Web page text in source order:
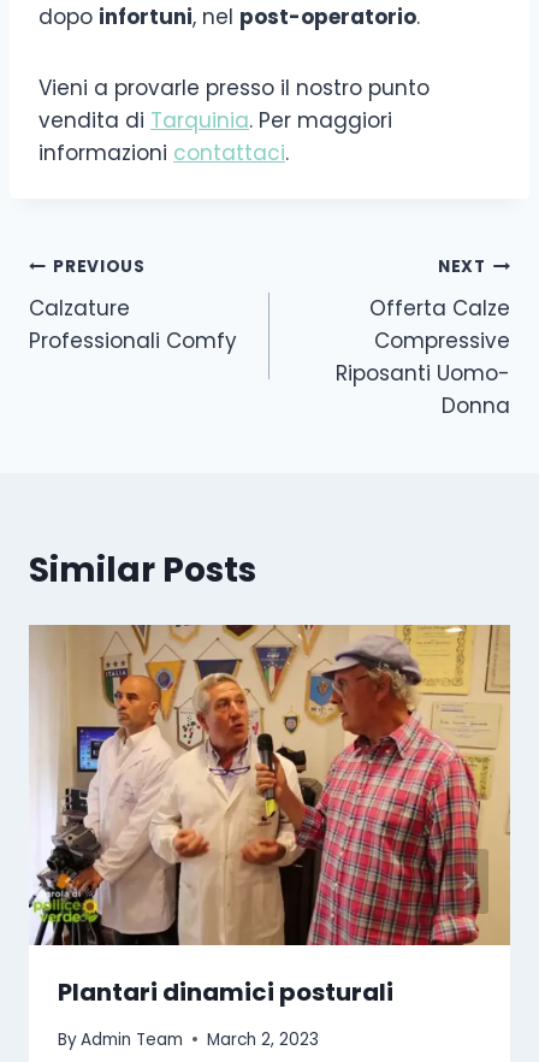
dopo infortuni, nel post-operatorio.
Vieni a provarle presso il nostro punto
vendita di Tarquinia. Per maggiori
informazioni contattaci.
PREVIOUS
Calzature
Professionali Comfy
NEXT
Offerta Calze
Compressive
Riposanti Uomo-
Donna
Similar Posts
Plantari dinamici posturali
ByAdmin Team March 2, 2023